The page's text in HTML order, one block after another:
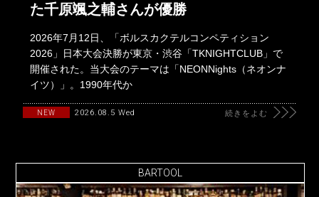
た千原颯之輔さんが優勝
2026年7月12日、「ボルスカクテルコンペティション
2026」日本大会決勝が東京・渋谷「TKNIGHTCLUB」で
開催された。当大会のテーマは「NEONNights（ネオンナ
イツ）」。1990年代か
NEW 2026.08.5 Wed 続きをよむ
BARTOOL